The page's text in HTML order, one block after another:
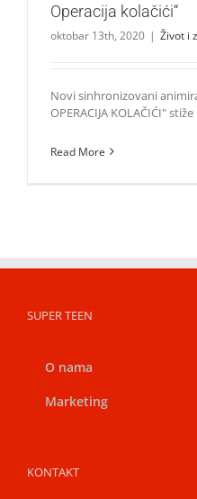
Operacija kolačići“
oktobar 13th, 2020 | Život i
Novi sinhronizovani
OPERACIJA KOLAČIĆI"
Read More
SUPER TEEN
O nama
Marketing
KONTAKT